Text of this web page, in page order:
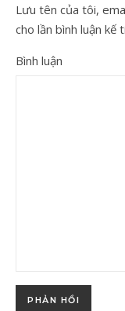
Lưu tên của tôi,
cho lần bình luận kế
Bình luận